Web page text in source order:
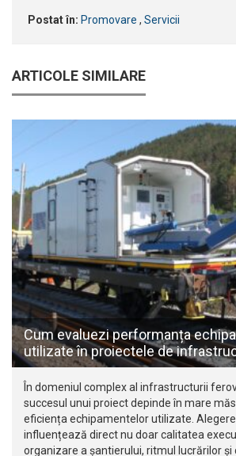
Postat în: Promovare , Servicii
ARTICOLE SIMILARE
Cum evaluezi performanța
utilizate în proiectele de
În domeniul complex al infrastructurii
succesul unui proiect depinde în mare
eficiența echipamentelor utilizate.
influențează direct nu doar calitatea
organizare a șantierului, ritmul lucrărilor